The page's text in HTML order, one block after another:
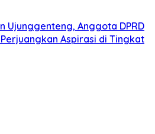
Ujunggenteng, Anggota DPRD
Aspirasi di Tingkat